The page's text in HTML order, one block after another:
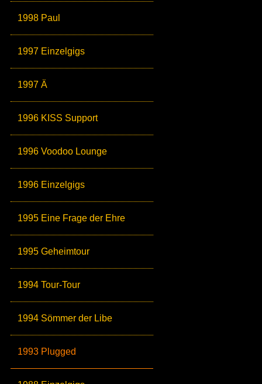
1998 Paul
1997 Einzelgigs
1997 Ä
1996 KISS Support
1996 Voodoo Lounge
1996 Einzelgigs
1995 Eine Frage der Ehre
1995 Geheimtour
1994 Tour-Tour
1994 Sömmer der Libe
1993 Plugged